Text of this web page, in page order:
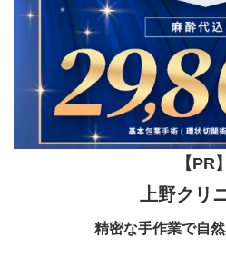
【PR】
上野クリ
精密な手作業で自